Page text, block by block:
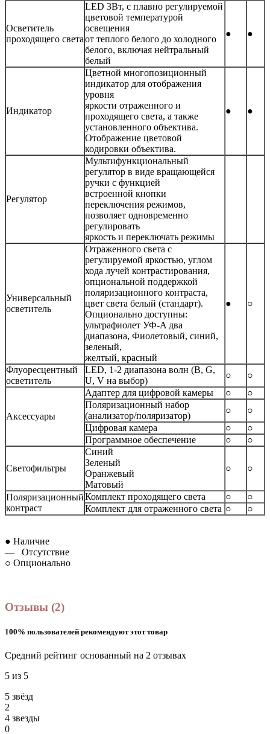
Осветитель
проходящего света
LED 3Вт, с плавно регулируемой
цветовой температурой
освещения
от теплого белого до холодного
белого, включая нейтральный
белый
● ●
Индикатор
Цветной многопозиционный
индикатор для отображения
уровня
яркости отраженного и
проходящего света, а также
установленного объектива.
Отображение цветовой
кодировки объектива.
● ●
Регулятор
Мультифункциональный
регулятор в виде вращающейся
ручки с функцией
встроенной кнопки
переключения режимов,
позволяет одновременно
регулировать
яркость и переключать режимы
Универсальный
осветитель
Отраженного света с
регулируемой яркостью, углом
хода лучей контрастирования,
опциональной поддержкой
поляризационного контраста,
цвет света белый (стандарт).
Опционально доступны:
ультрафиолет УФ-A два
диапазона, Фиолетовый, синий,
зеленый,
желтый, красный
● ○
Флуоресцентный
осветитель
LED, 1-2 диапазона волн (B, G,
U, V на выбор)
○ ○
Аксессуары
Адаптер для цифровой камеры ○
○
Поляризационный набор
(анализатор/поляризатор)
○
○
Цифровая камера
○
○
Программное обеспечение
○ ○
Светофильтры
Синий
Зеленый
Оранжевый
Матовый
○ ○
Поляризационный
контраст
Комплект проходящего света ○
○
Комплект для отраженного света ○ ○
● Наличие
— Отсутствие
○ Опционально
Отзывы (2)
100% пользователей рекомендуют этот товар
Средний рейтинг основанный на 2 отзывах
5 из 5
5 звёзд
2
4 звeзды
0